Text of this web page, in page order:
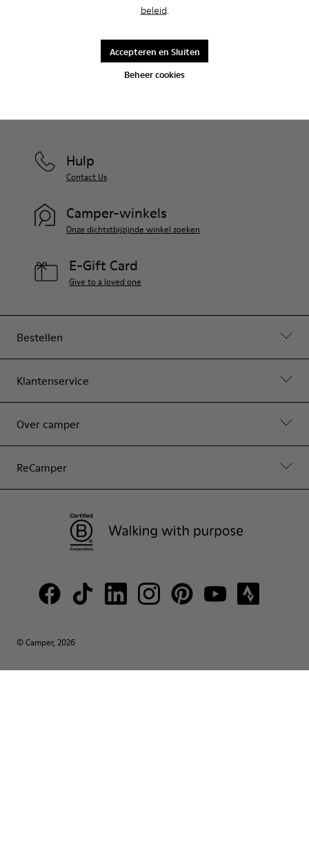
beleid.
Beheer cookies
Accepteren en Sluiten
Bestellen
Klantenservice
Over camper
ReCamper
Hulp
Contact Us
Camper-winkels
Onze dichtstbijzijnde winkel zoeken
E-Gift Card
Give to a loved one
© Camper, 2026